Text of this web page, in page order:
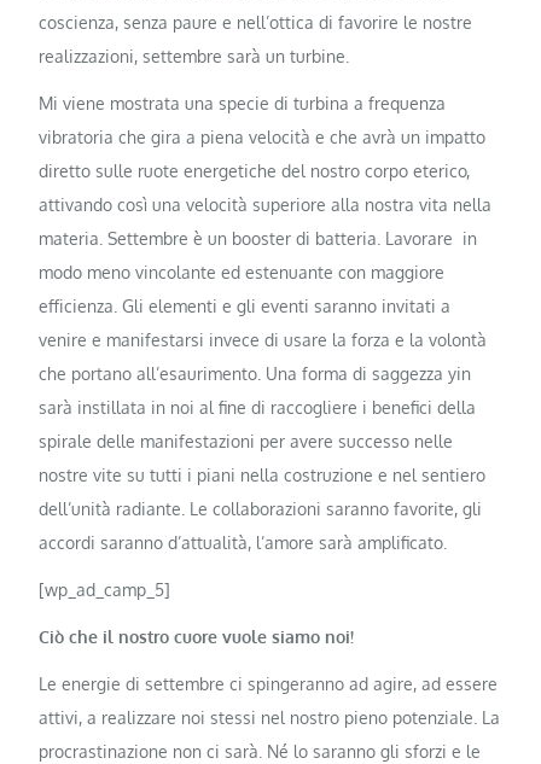
coscienza, senza paure e nell’ottica di favorire le nostre
realizzazioni, settembre sarà un turbine.
Mi viene mostrata una specie di turbina a frequenza
vibratoria che gira a piena velocità e che avrà un impatto
diretto sulle ruote energetiche del nostro corpo eterico,
attivando così una velocità superiore alla nostra vita nella
materia. Settembre è un booster di batteria. Lavorare in
modo meno vincolante ed estenuante con maggiore
efficienza. Gli elementi e gli eventi saranno invitati a
venire e manifestarsi invece di usare la forza e la volontà
che portano all’esaurimento. Una forma di saggezza yin
sarà instillata in noi al fine di raccogliere i benefici della
spirale delle manifestazioni per avere successo nelle
nostre vite su tutti i piani nella costruzione e nel sentiero
dell’unità radiante. Le collaborazioni saranno favorite, gli
accordi saranno d’attualità, l’amore sarà amplificato.
[wp_ad_camp_5]
Ciò che il nostro cuore vuole siamo noi!
Le energie di settembre ci spingeranno ad agire, ad essere
attivi, a realizzare noi stessi nel nostro pieno potenziale. La
procrastinazione non ci sarà. Né lo saranno gli sforzi e le